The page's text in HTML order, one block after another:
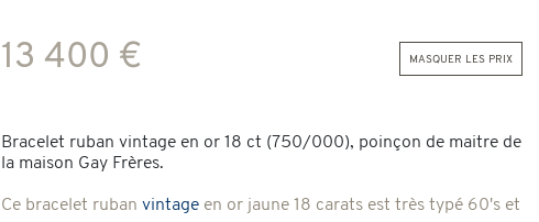
13 400 € masquer les prix
Bracelet ruban vintage en or 18 ct (750/000), poinçon de maitre de
la maison Gay Frères.
Ce bracelet ruban vintage en or jaune 18 carats est très typé 60's et